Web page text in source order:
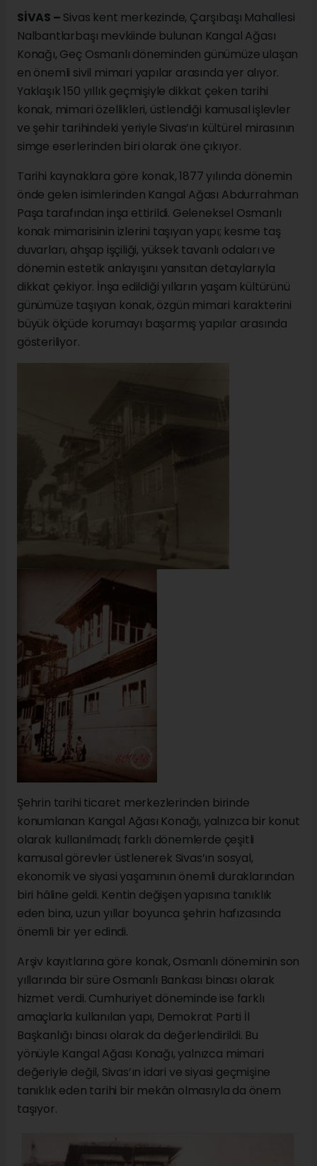
SİVAS – Sivas kent merkezinde, Çarşıbaşı Mahallesi
Nalbantlarbaşı mevkiinde bulunan Kangal Ağası
Konağı, Geç Osmanlı döneminden günümüze ulaşan
en önemli sivil mimari yapılar arasında yer alıyor.
Yaklaşık 150 yıllık geçmişiyle dikkat çeken tarihi
konak, mimari özellikleri, üstlendiği kamusal işlevler
ve şehir tarihindeki yeriyle Sivas’ın kültürel mirasının
simge eserlerinden biri olarak öne çıkıyor.
Tarihi kaynaklara göre konak, 1877 yılında dönemin
önde gelen isimlerinden Kangal Ağası Abdurrahman
Paşa tarafından inşa ettirildi. Geleneksel Osmanlı
konak mimarisinin izlerini taşıyan yapı; kesme taş
duvarları, ahşap işçiliği, yüksek tavanlı odaları ve
dönemin estetik anlayışını yansıtan detaylarıyla
dikkat çekiyor. İnşa edildiği yılların yaşam kültürünü
günümüze taşıyan konak, özgün mimari karakterini
büyük ölçüde korumayı başarmış yapılar arasında
gösteriliyor.
Şehrin tarihi ticaret merkezlerinden birinde
konumlanan Kangal Ağası Konağı, yalnızca bir konut
olarak kullanılmadı; farklı dönemlerde çeşitli
kamusal görevler üstlenerek Sivas’ın sosyal,
ekonomik ve siyasi yaşamının önemli duraklarından
biri hâline geldi. Kentin değişen yapısına tanıklık
eden bina, uzun yıllar boyunca şehrin hafızasında
önemli bir yer edindi.
Arşiv kayıtlarına göre konak, Osmanlı döneminin son
yıllarında bir süre Osmanlı Bankası binası olarak
hizmet verdi. Cumhuriyet döneminde ise farklı
amaçlarla kullanılan yapı, Demokrat Parti İl
Başkanlığı binası olarak da değerlendirildi. Bu
yönüyle Kangal Ağası Konağı, yalnızca mimari
değeriyle değil, Sivas’ın idari ve siyasi geçmişine
tanıklık eden tarihi bir mekân olmasıyla da önem
taşıyor.